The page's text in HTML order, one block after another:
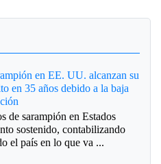
en EE. UU. alcanzan su
en 35 años debido a la baja
de sarampión en Estados
sostenido, contabilizando
el país en lo que va ...